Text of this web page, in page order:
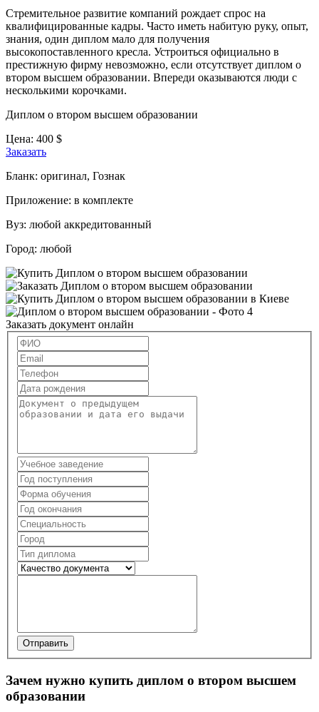
Стремительное развитие компаний рождает спрос на
квалифицированные кадры. Часто иметь набитую руку, опыт,
знания, один диплом мало для получения
высокопоставленного кресла. Устроиться официально в
престижную фирму невозможно, если отсутствует диплом о
втором высшем образовании. Впереди оказываются люди с
несколькими корочками.
Диплом о втором высшем образовании
Цена: 400 $
Заказать
Бланк: оригинал, Гознак
Приложение: в комплекте
Вуз: любой аккредитованный
Город: любой
Заказать документ онлайн
Отправить
Зачем нужно купить диплом о втором высшем
образовании